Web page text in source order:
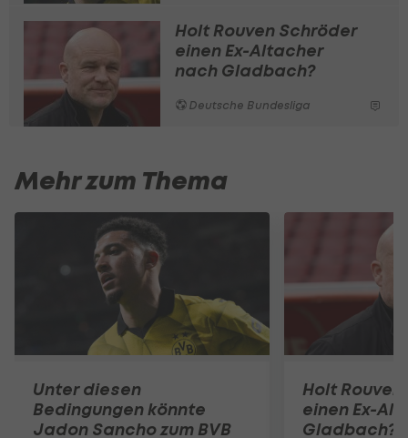
Holt Rouven Schröder
einen Ex-Altacher
nach Gladbach?
Deutsche Bundesliga
Mehr zum Thema
Unter diesen
Bedingungen könnte
Jadon Sancho zum BVB
Holt
einen Ex-
Gladbach?